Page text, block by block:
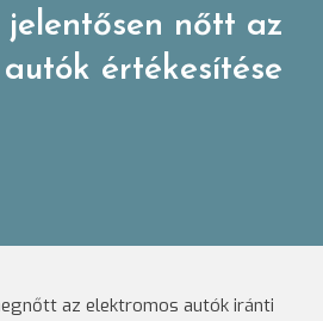
jelentősen nőtt az
értékesítése
az elektromos autók iránti